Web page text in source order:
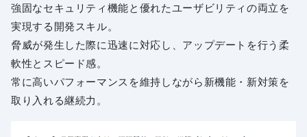
強固なセキュリティ機能と優れたユーザビリティの両立を
実現する開発スキル。
脅威が発生した際に迅速に対応し、アップデートを行う柔
軟性とスピード感。
常に高いパフォーマンスを維持しながら新機能・新対策を
取り入れる継続力。